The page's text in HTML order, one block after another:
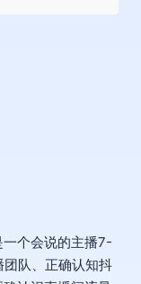
个会说的主播7-
队、正确认知抖